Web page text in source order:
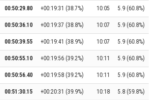
00:50:29.80 +00:19:31 (38.7%) 10:05 5.9 (60.8%)
00:50:36.10 +00:19:37 (38.8%) 10:07 5.9 (60.8%)
00:50:39.55 +00:19:41 (38.9%) 10:07 5.9 (60.8%)
00:50:55.10 +00:19:56 (39.2%) 10:11 5.9 (60.8%)
00:50:56.40 +00:19:58 (39.2%) 10:11 5.9 (60.8%)
00:51:30.15 +00:20:31 (39.9%) 10:18 5.8 (59.8%)